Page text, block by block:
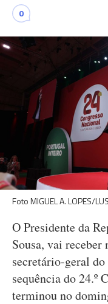
0
Foto MIGUEL A. LOPES/
O Presidente da
Sousa, vai receber
secretário-geral do
sequência do 24.º
terminou no